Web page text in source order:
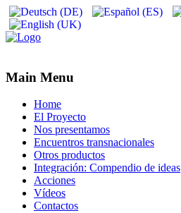
Main Menu
Home
El Proyecto
Nos presentamos
Encuentros transnacionales
Otros productos
Integración: Compendio de ideas
Acciones
Vídeos
Contactos